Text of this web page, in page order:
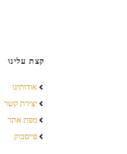
קצת עלינו
אודותינו
יצירת קשר
מפת אתר
פייסבוק